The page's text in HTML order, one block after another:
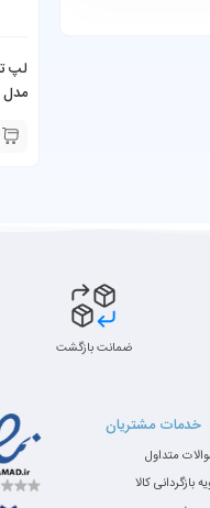
SSD
ضمانت بازگشت
خدمات مشتریان
متداول
بازگردانی کالا